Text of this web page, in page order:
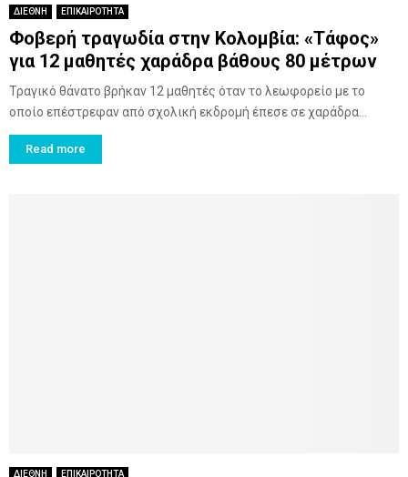
ΔΙΕΘΝΗ ΕΠΙΚΑΙΡΟΤΗΤΑ
Φοβερή τραγωδία στην Κολομβία: «Τάφος»
για 12 μαθητές χαράδρα βάθους 80 μέτρων
Τραγικό θάνατο βρήκαν 12 μαθητές όταν το λεωφορείο με το
οποίο επέστρεφαν από σχολική εκδρομή έπεσε σε χαράδρα...
Read more
ΔΙΕΘΝΗ ΕΠΙΚΑΙΡΟΤΗΤΑ